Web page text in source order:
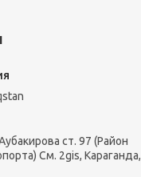
ст. 97 (Район
См. 2gis, Караганда,